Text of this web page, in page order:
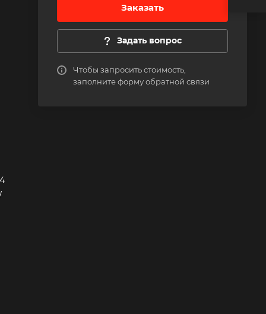
Заказать
Задать вопрос
Чтобы запросить стоимость,
заполните форму обратной связи